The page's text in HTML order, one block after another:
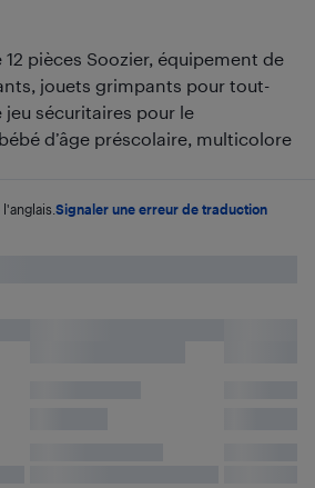
pièces Soozier, équipement de
jouets grimpants pour tout-
sécuritaires pour le
d’âge préscolaire, multicolore
Signaler une erreur de traduction